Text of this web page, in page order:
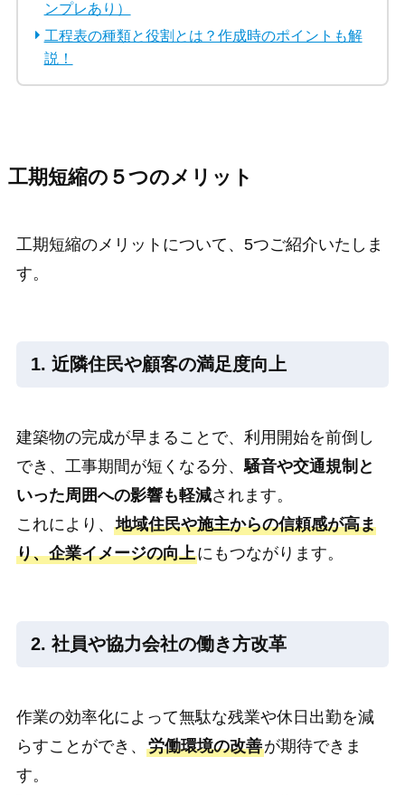
ンプレあり）
工程表の種類と役割とは？作成時のポイントも解
説！
工期短縮の５つのメリット
工期短縮のメリットについて、5つご紹介いたしま
す。
1. 近隣住民や顧客の満足度向上
建築物の完成が早まることで、利用開始を前倒し
でき、工事期間が短くなる分、騒音や交通規制と
いった周囲への影響も軽減されます。
これにより、 地域住民や施主からの信頼感が高ま
り、企業イメージの向上にもつながります。
2. 社員や協力会社の働き方改革
作業の効率化によって無駄な残業や休日出勤を減
らすことができ、 労働環境の改善が期待できま
す。